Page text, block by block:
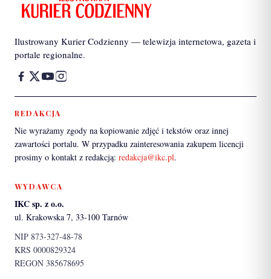
Ilustrowany Kurier Codzienny — telewizja internetowa, gazeta i
portale regionalne.
REDAKCJA
Nie wyrażamy zgody na kopiowanie zdjęć i tekstów oraz innej
zawartości portalu. W przypadku zainteresowania zakupem licencji
prosimy o kontakt z redakcją: redakcja@ikc.pl.
WYDAWCA
IKC sp. z o.o.
ul. Krakowska 7, 33-100 Tarnów
NIP 873-327-48-78
KRS 0000829324
REGON 385678695